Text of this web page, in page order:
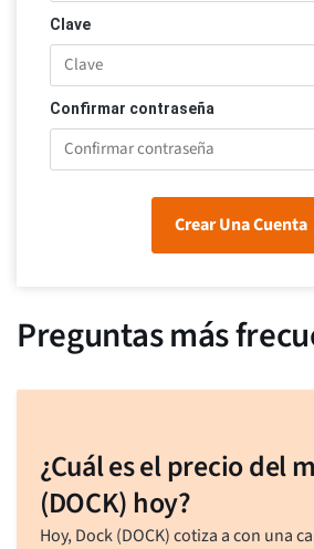
Clave
Confirmar contraseña
Crear Una Cuenta
Preguntas más
¿Cuál es el precio del
(DOCK) hoy?
Hoy, Dock (DOCK) cotiza acon una